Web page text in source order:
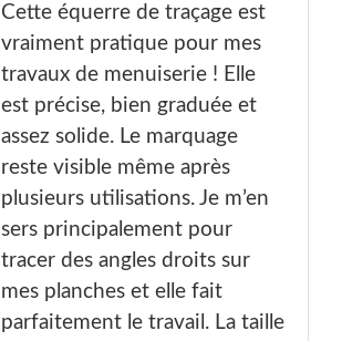
Cette équerre de traçage est
vraiment pratique pour mes
travaux de menuiserie ! Elle
est précise, bien graduée et
assez solide. Le marquage
reste visible même après
plusieurs utilisations. Je m’en
sers principalement pour
tracer des angles droits sur
mes planches et elle fait
parfaitement le travail. La taille